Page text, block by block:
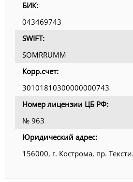
БИК:
043469743
SWIFT:
SOMRRUMM
Корр.счет:
30101810300000000743
Номер лицензии ЦБ РФ:
№ 963
Юридический адрес:
156000, г. Кострома, пр.